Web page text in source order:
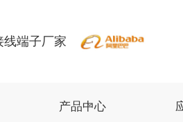
线端子厂家
产品中心